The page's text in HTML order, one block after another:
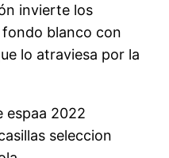
invierte los
fondo blanco con
lo atraviesa por la